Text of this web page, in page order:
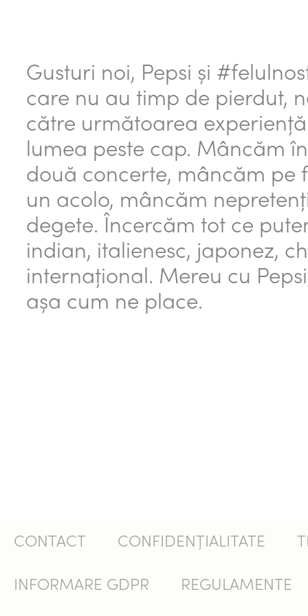
Gusturi noi, Pepsi și
care nu au timp de pierdut,
către următoarea
lumea peste cap. Mâncăm
două concerte, mâncăm pe
un acolo, mâncăm
degete. Încercăm tot ce
indian, italienesc, japonez,
internațional. Mereu cu
așa cum ne place.
CONTACT CONFIDENȚIALITATE
INFORMARE GDPR REGULAMENTE